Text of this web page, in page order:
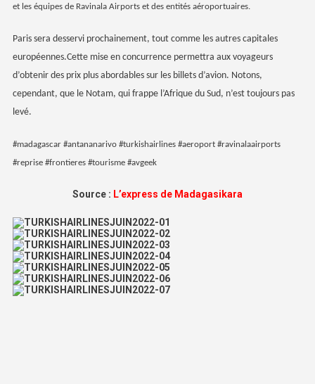
et les équipes de Ravinala Airports et des entités aéroportuaires.
Paris sera desservi prochainement, tout comme les autres capitales
européennes.Cette mise en concurrence permettra aux voyageurs
d’obtenir des prix plus abordables sur les billets d’avion. Notons,
cependant, que le Notam, qui frappe l’Afrique du Sud, n’est toujours pas
levé.
#madagascar #antananarivo #turkishairlines #aeroport #ravinalaairports
#reprise #frontieres #tourisme #avgeek
Source : L’express de Madagasikara